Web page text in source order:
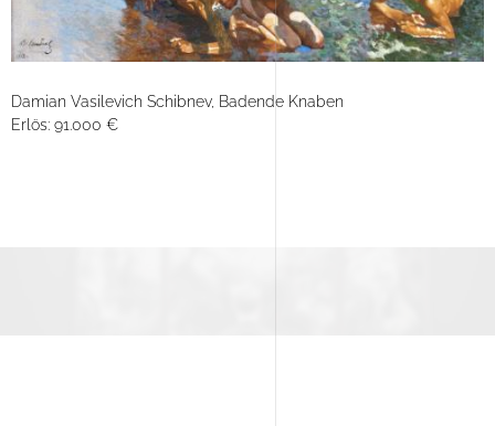
Damian Vasilevich Schibnev, Badende Knaben
Erlös: 91.000 €